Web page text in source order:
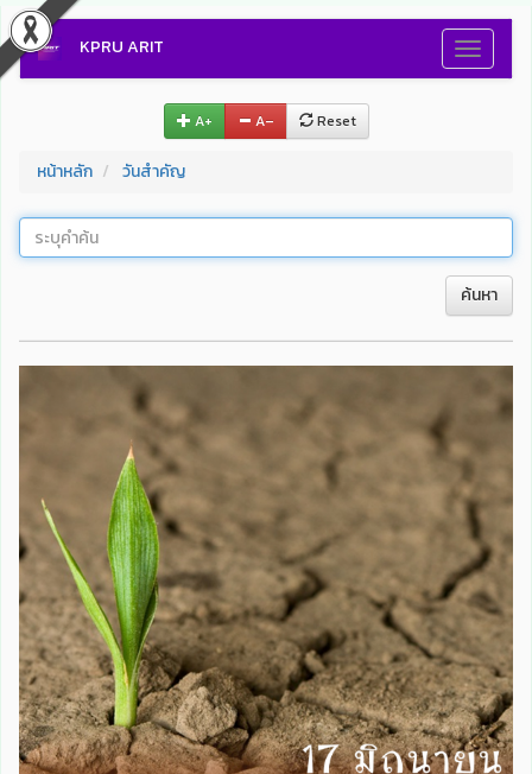
Toggle
KPRU ARIT
A+ A– Reset
หน้าหลัก วันสำคัญ
ค้นหา